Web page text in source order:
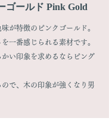
ゴールド Pink Gold
が特徴のピンクゴールド。
一番感じられる素材です。
い印象を求めるならピング
で、木の印象が強くなり男